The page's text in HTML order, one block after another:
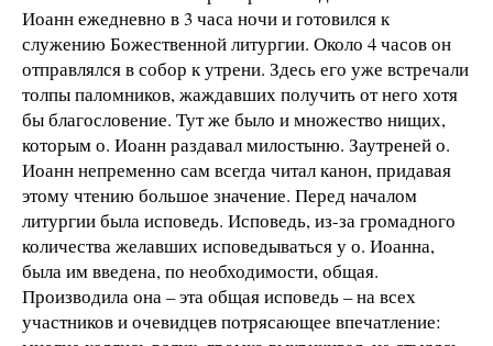
Иоанн ежедневно в 3 часа ночи и готовился к
служению Божественной литургии. Около 4 часов он
отправлялся в собор к утрени. Здесь его уже встречали
толпы паломников, жаждавших получить от него хотя
бы благословение. Тут же было и множество нищих,
которым о. Иоанн раздавал милостыню. Заутреней о.
Иоанн непременно сам всегда читал канон, придавая
этому чтению большое значение. Перед началом
литургии была исповедь. Исповедь, из-за громадного
количества желавших исповедываться у о. Иоанна,
была им введена, по необходимости, общая.
Производила она – эта общая исповедь – на всех
участников и очевидцев потрясающее впечатление: